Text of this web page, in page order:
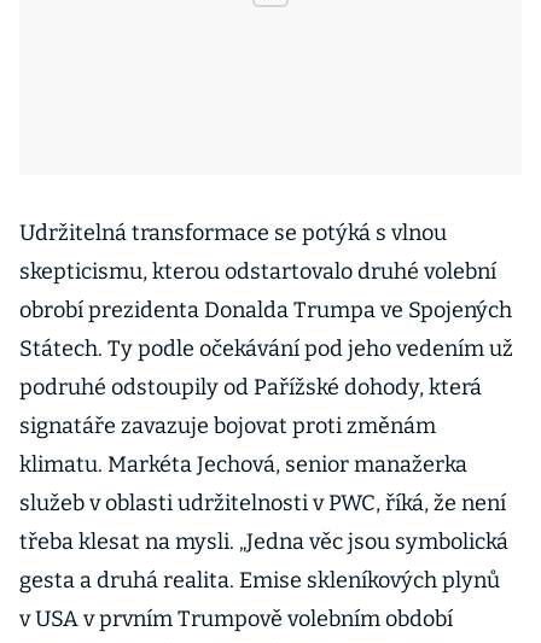
Udržitelná transformace se potýká s vlnou
skepticismu, kterou odstartovalo druhé volební
obrobí prezidenta Donalda Trumpa ve Spojených
Státech. Ty podle očekávání pod jeho vedením už
podruhé odstoupily od Pařížské dohody, která
signatáře zavazuje bojovat proti změnám
klimatu. Markéta Jechová, senior manažerka
služeb v oblasti udržitelnosti v PWC, říká, že není
třeba klesat na mysli. „Jedna věc jsou symbolická
gesta a druhá realita. Emise skleníkových plynů
v USA v prvním Trumpově volebním období